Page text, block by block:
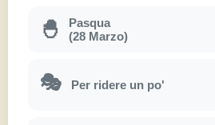
🐣
Pasqua
(28 Marzo)
🎭 Per ridere un po'